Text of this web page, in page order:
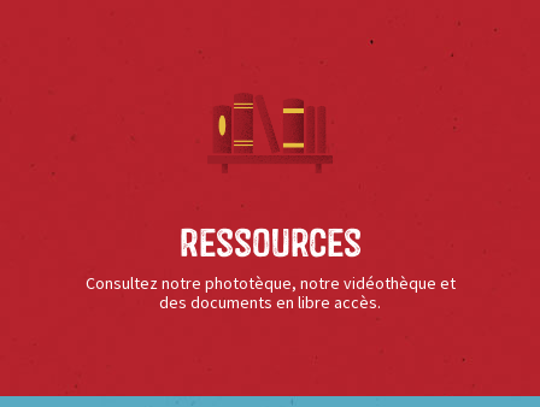
Ressources
Consultez notre phototèque, notre vidéothèque et
des documents en libre accès.